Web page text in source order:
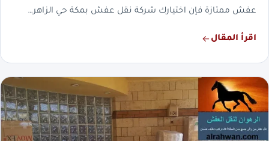
عفش ممتازة فإن اختيارك شركة نقل عفش بمكة حي الزاهر…
اقرأ المقال